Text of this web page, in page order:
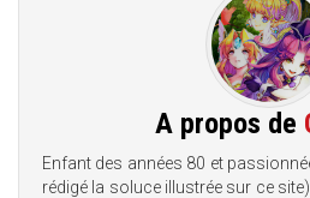
A propos de
Enfant des années 80 et
rédigé la soluce illustrée sur ce